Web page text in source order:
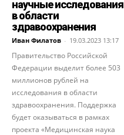
научные исследования
в области
здравоохранения
Иван Филатов - 19.03.2023 13:17
Правительство Российской
Федерации выделит более 503
миллионов рублей на
исследования в области
здравоохранения. Поддержка
будет оказываться в рамках
проекта «Медицинская наука